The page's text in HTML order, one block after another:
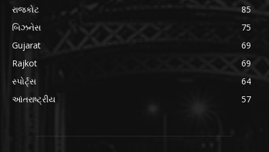
રાજકોટ
85
બિઝનેસ
75
Gujarat
69
Rajkot
69
સ્પોર્ટ્સ
64
આંતરાષ્ટ્રીય
57